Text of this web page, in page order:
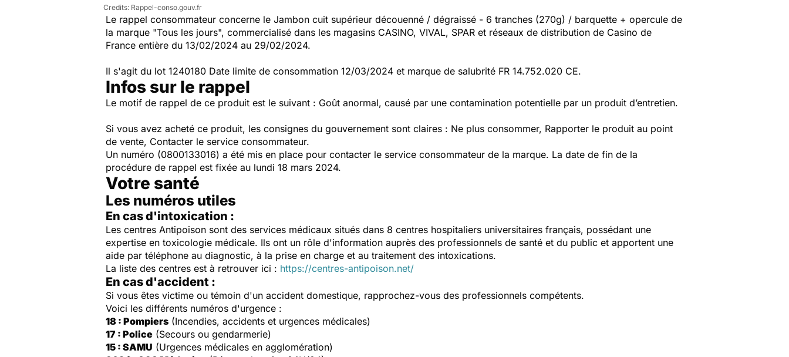
Rappel-conso.gouv.fr
Le rappel consommateur concerne le Jambon cuit supérieur découenné / dégraissé - 6 tranches (270g) / barquette + opercule de
la marque "Tous les jours", commercialisé dans les magasins CASINO, VIVAL, SPAR et réseaux de distribution de Casino de
France entière du 13/02/2024 au 29/02/2024.
Il s'agit du lot 1240180 Date limite de consommation 12/03/2024 et marque de salubrité FR 14.752.020 CE.
Infos sur le rappel
Le motif de rappel de ce produit est le suivant : Goût anormal, causé par une contamination potentielle par un produit d’entretien.
Si vous avez acheté ce produit, les consignes du gouvernement sont claires : Ne plus consommer, Rapporter le produit au point
de vente, Contacter le service consommateur.
Un numéro (0800133016) a été mis en place pour contacter le service consommateur de la marque. La date de fin de la
procédure de rappel est fixée au lundi 18 mars 2024.
Votre santé
Les numéros utiles
En cas d'intoxication :
Les centres Antipoison sont des services médicaux situés dans 8 centres hospitaliers universitaires français, possédant une
expertise en toxicologie médicale. Ils ont un rôle d'information auprès des professionnels de santé et du public et apportent une
aide par téléphone au diagnostic, à la prise en charge et au traitement des intoxications.
La liste des centres est à retrouver ici : https://centres-antipoison.net/
En cas d'accident :
Si vous êtes victime ou témoin d'un accident domestique, rapprochez-vous des professionnels compétents.
Voici les différents numéros d'urgence :
18 : Pompiers (Incendies, accidents et urgences médicales)
17 : Police (Secours ou gendarmerie)
15 : SAMU (Urgences médicales en agglomération)